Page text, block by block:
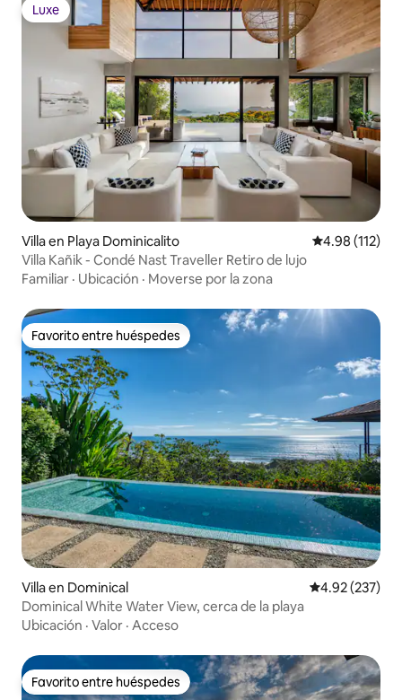
Luxe
Luxe
Villa en Playa Dominicalito Calificación
4.98 (112)
Villa Kañik - Condé Nast Traveller Retiro de lujo
Familiar · Ubicación · Moverse por la zona
Favorito entre huéspedes
Favorito entre huéspedes
Villa en Dominical Calificación
4.92 (237)
Dominical White Water View, cerca de la playa
Ubicación · Valor · Acceso
Favorito entre huéspedes
Favorito entre huéspedes